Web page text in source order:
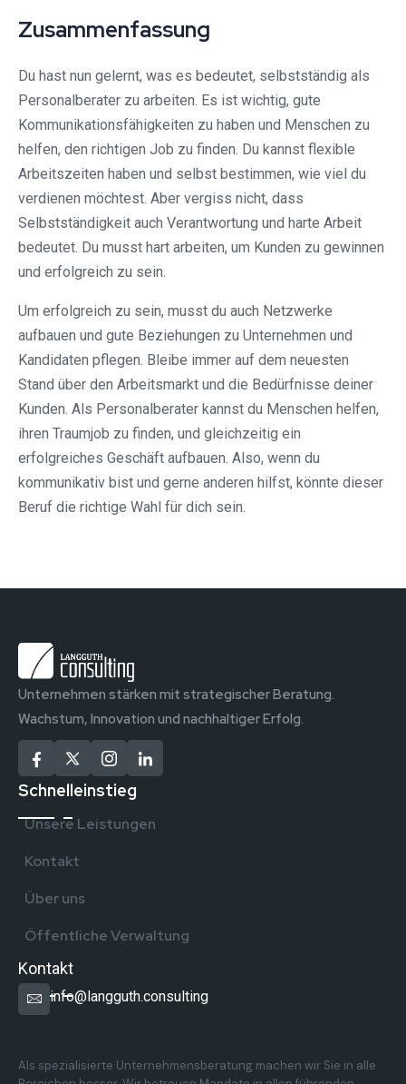
Zusammenfassung
Du hast nun gelernt, was es bedeutet, selbstständig als
Personalberater zu arbeiten. Es ist wichtig, gute
Kommunikationsfähigkeiten zu haben und Menschen zu
helfen, den richtigen Job zu finden. Du kannst flexible
Arbeitszeiten haben und selbst bestimmen, wie viel du
verdienen möchtest. Aber vergiss nicht, dass
Selbstständigkeit auch Verantwortung und harte Arbeit
bedeutet. Du musst hart arbeiten, um Kunden zu gewinnen
und erfolgreich zu sein.
Um erfolgreich zu sein, musst du auch Netzwerke
aufbauen und gute Beziehungen zu Unternehmen und
Kandidaten pflegen. Bleibe immer auf dem neuesten
Stand über den Arbeitsmarkt und die Bedürfnisse deiner
Kunden. Als Personalberater kannst du Menschen helfen,
ihren Traumjob zu finden, und gleichzeitig ein
erfolgreiches Geschäft aufbauen. Also, wenn du
kommunikativ bist und gerne anderen hilfst, könnte dieser
Beruf die richtige Wahl für dich sein.
Unternehmen stärken mit strategischer Beratung.
Wachstum, Innovation und nachhaltiger Erfolg.
Schnelleinstieg
Unsere Leistungen
Kontakt
Über uns
Öffentliche Verwaltung
Kontakt
info@langguth.consulting
Als spezialisierte Unternehmensberatung machen wir Sie in alle